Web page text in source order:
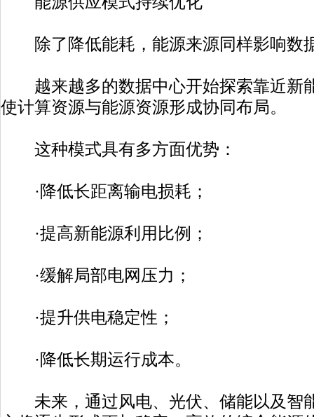
除了降低能耗，能源来源同样影响数
越来越多的数据中心开始探索靠近新
使计算资源与能源资源形成协同布局。
这种模式具有多方面优势：
·降低长距离输电损耗；
·提高新能源利用比例；
·缓解局部电网压力；
·提升供电稳定性；
·降低长期运行成本。
未来，通过风电、光伏、储能以及智